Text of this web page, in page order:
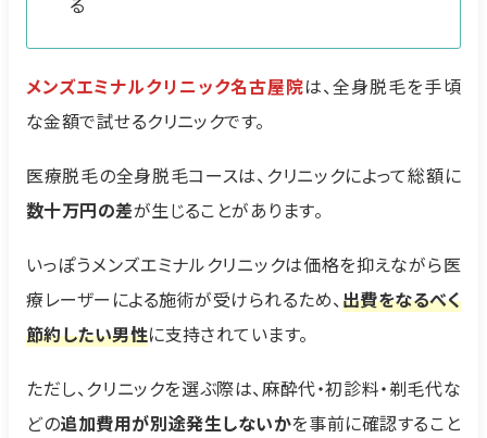
メンズエミナルクリニック名古屋院は、全身脱毛を手頃
な金額で試せるクリニックです。
医療脱毛の全身脱毛コースは、クリニックによって総額に
数十万円の差が生じることがあります。
いっぽうメンズエミナルクリニックは価格を抑えながら医
療レーザーによる施術が受けられるため、出費をなるべく
節約したい男性に支持されています。
ただし、クリニックを選ぶ際は、麻酔代・初診料・剃毛代な
どの追加費用が別途発生しないかを事前に確認すること